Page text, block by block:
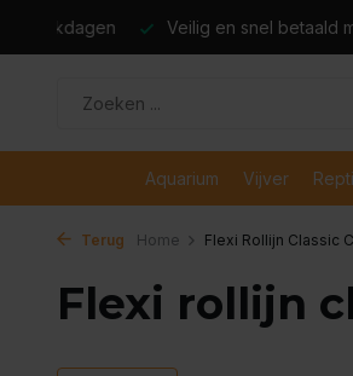
Veilig en snel betaald met iDeal
Aquarium Vijver
Terug Home Flexi Rollijn Classic
Flexi rollijn